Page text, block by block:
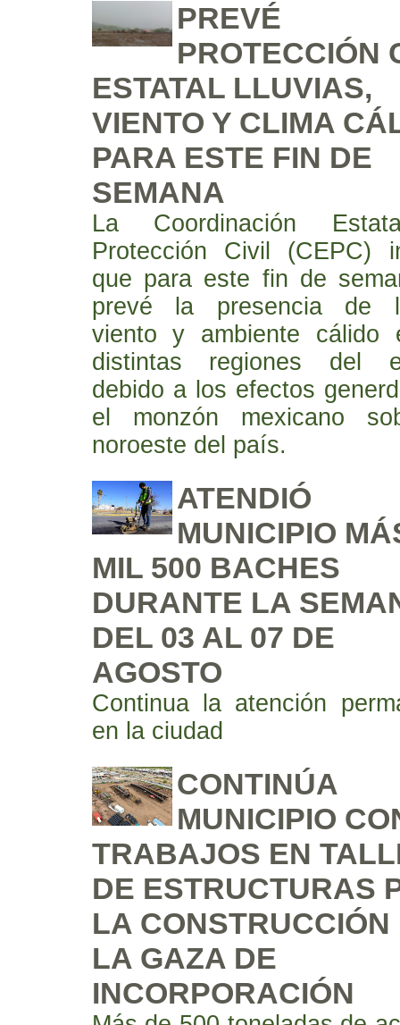
PREVÉ
PROTECCIÓN
ESTATAL LLUVIAS,
VIENTO Y CLIMA
PARA ESTE FIN DE
SEMANA
La Coordinación
Protección Civil (CEPC)
que para este fin de
prevé la presencia de
viento y ambiente cálido
distintas regiones del
debido a los efectos
el monzón mexicano
noroeste del país.
ATENDIÓ
MUNICIPIO
MIL 500 BACHES
DURANTE LA
DEL 03 AL 07 DE
AGOSTO
Continua la atención
en la ciudad
CONTINÚA
MUNICIPIO
TRABAJOS EN
DE ESTRUCTURAS
LA CONSTRUCCIÓN
LA GAZA DE
INCORPORACIÓN